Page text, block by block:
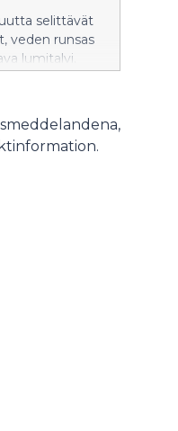
selittävät
veden runsas
lumitalvi.